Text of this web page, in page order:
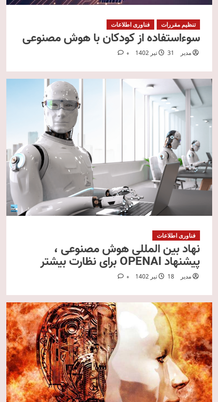
تنظیم مقررات فناوری اطلاعات
سوءاستفاده از کودکان با هوش مصنوعی
مدیر 31 تیر 1402 0
فناوری اطلاعات
نهاد بین المللی هوش مصنوعی ،
پیشنهاد OPENAI برای نظارت بیشتر
مدیر 18 تیر 1402 0